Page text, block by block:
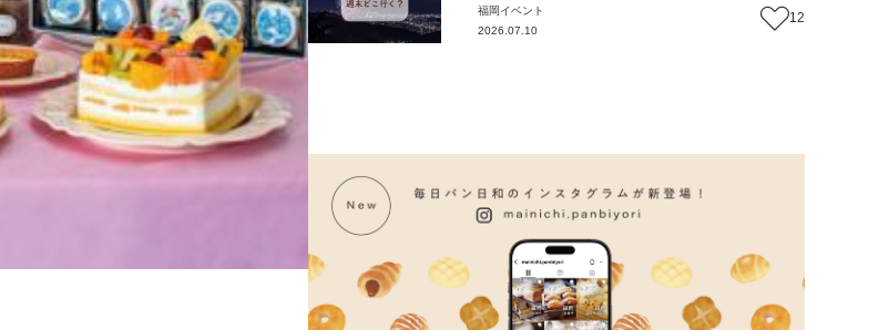
福岡 イベント
2026.07.10
12